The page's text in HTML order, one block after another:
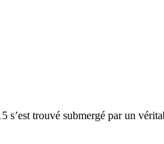
trouvé submergé par un